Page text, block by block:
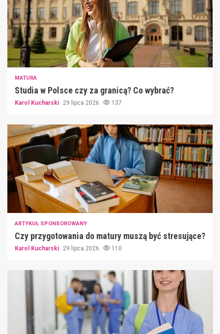
MATURA
Studia w Polsce czy za granicą? Co wybrać?
Karol Kucharski 29 lipca 2026 137
ARTYKUŁ SPONSOROWANY
Czy przygotowania do matury muszą być stresujące?
Karol Kucharski 29 lipca 2026 110